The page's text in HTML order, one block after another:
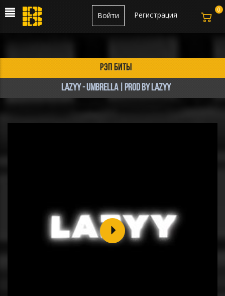
Регистрация
Войти
рэп биты
lazyy - Umbrella | prod by lazyy
0